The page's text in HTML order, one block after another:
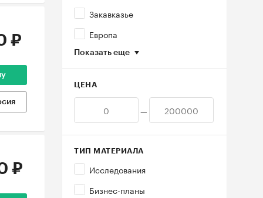
Закавказье
Европа
Показать еще
ЦЕНА
—
ТИП МАТЕРИАЛА
Исследования
Бизнес-планы
₽
₽